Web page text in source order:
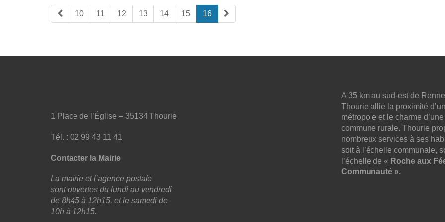
10 11 12 13 14 15 16
1 Place de l’Église – 35134 Thourie
Tél. : 02 99 43 11 41
Contacter la Mairie
La mairie et l’agence postale
sont ouvertes du lundi au vendredi
de 8h45 à 12h15, et le samedi de
10h à 12h15.
A 35 km au sud-est de
Thourie allie la proximité
métropole et le charme d’une
commune rurale. Thourie
nombreux services à ses
soit à l’échelle communale,
l’échelle de « Roche aux
Communauté ».